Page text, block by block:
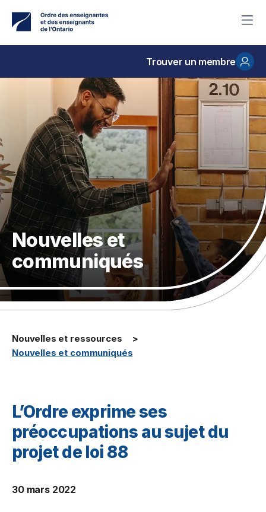
contenu
Trouver un membre
Nouvelles et
communiqués
Nouvelles et ressources
Nouvelles et communiqués
L’Ordre exprime ses
préoccupations au sujet du
projet de loi 88
30 mars 2022